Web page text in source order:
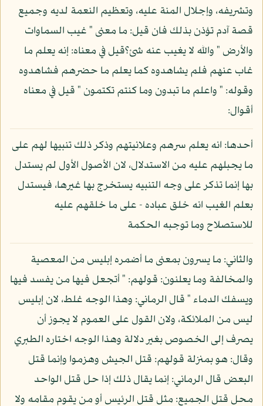
وتشريفه، وإجلال المنة عليه، وتعظيم النعمة لديه وجميع
قصة آدم تؤذن بذلك فان قيل: ما معنى " غيب السماوات
والأرض " والله لا يغيب عنه شئ؟قيل في معناه: إنه يعلم ما
غاب عنهم فلم يشاهدوه كما يعلم ما حضرهم فشاهدوه
وقوله: " واعلم ما تبدون وما كنتم تكتمون " قيل في معناه
أقوال:
أحدها: انه يعلم سرهم وعلانيتهم وذكر ذلك تنبيها لهم على
ما يجبلهم عليه من الاستدلال، لان الأصول الأول لم يستدل
بها إنما تذكر على وجه التنبيه يستخرج بها غيرها، فيستدل
بعلم الغيب انه خلق عباده - على ما خلقهم عليه
للاستصلاح وما توجبه الحكمة
والثاني: ما يسرون بمعنى ما أضمره إبليس من المعصية
والمخالفة وما يعلنون: قولهم: " أتجعل فيها من يفسد فيها
ويسفك الدماء " قال الرماني: وهذا الوجه غلط، لان إبليس
ليس من الملائكة، ولان القول على العموم لا يجوز أن
يصرف إلى الخصوص بغير دلالة وهذا الوجه اختاره الطبري
وقال: هو بمنزلة قولهم: قتل الجيش وهزموا وإنما قتل
البعض قال الرماني: إنما يقال ذلك إذا حل قتل الواحد
محل قتل الجميع: مثل قتل الرئيس أو من يقوم مقامه ولا